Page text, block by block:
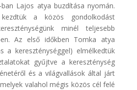
Lajos atya buzdítása nyomán.
a közös gondolkodást
minél teljesebb
Az első időkben Tomka atya
a kereszténységgel) elmélkedtük
gyűjtve a kereszténység
és a világvallások által járt
valahol mégis közös cél felé